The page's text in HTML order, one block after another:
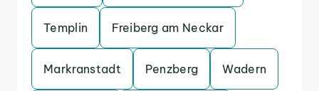
Templin Freiberg am Neckar
Markranstadt Penzberg Wadern